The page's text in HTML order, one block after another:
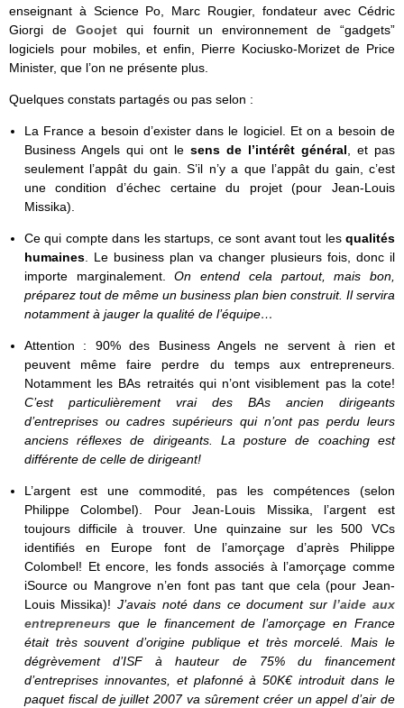
enseignant à Science Po, Marc Rougier, fondateur avec Cédric
Giorgi deGoojet qui fournit un environnement de “gadgets”
logiciels pour mobiles, et enfin, Pierre Kociusko-Morizet de Price
Minister, que l’on ne présente plus.
Quelques constats partagés ou pas selon :
La France a besoin d’exister dans le logiciel. Et on a besoin de
Business Angels qui ont le sens de l’intérêt général , et pas
seulement l’appât du gain. S’il n’y a que l’appât du gain, c’est
une condition d’échec certaine du projet (pour Jean-Louis
Missika).
Ce qui compte dans les startups, ce sont avant tout les qualités
humaines. Le business plan va changer plusieurs fois, donc il
importe marginalement.On entend cela partout, mais bon,
préparez tout de même un business plan bien construit. Il servira
notamment à jauger la qualité de l’équipe…
Attention : 90% des Business Angels ne servent à rien et
peuvent même faire perdre du temps aux entrepreneurs.
Notamment les BAs retraités qui n’ont visiblement pas la cote!
C’est particulièrement vrai des BAs ancien dirigeants
d’entreprises ou cadres supérieurs qui n’ont pas perdu leurs
anciens réflexes de dirigeants. La posture de coaching est
différente de celle de dirigeant!
L’argent est une commodité, pas les compétences (selon
Philippe Colombel). Pour Jean-Louis Missika, l’argent est
toujours difficile à trouver. Une quinzaine sur les 500 VCs
identifiés en Europe font de l’amorçage d’après Philippe
Colombel! Et encore, les fonds associés à l’amorçage comme
iSource ou Mangrove n’en font pas tant que cela (pour Jean-
Louis Missika)!J’avais noté dans ce document surl’aide aux
entrepreneursque le financement de l’amorçage en France
était très souvent d’origine publique et très morcelé. Mais le
dégrèvement d’ISF à hauteur de 75% du financement
d’entreprises innovantes, et plafonné à 50K€ introduit dans le
paquet fiscal de juillet 2007 va sûrement créer un appel d’air de